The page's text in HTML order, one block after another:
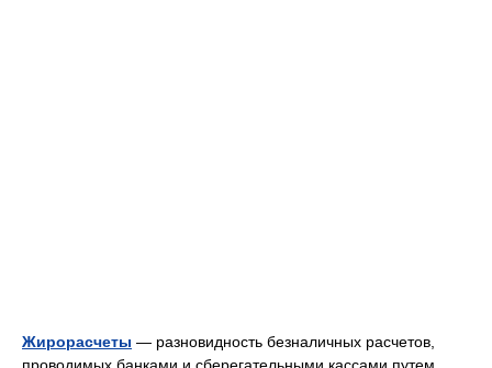
Жирорасчеты — разновидность безналичных расчетов,